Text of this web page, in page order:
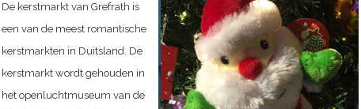
De kerstmarkt van Grefrath is
een van de meest romantische
kerstmarkten in Duitsland. De
kerstmarkt wordt gehouden in
het openluchtmuseum van de